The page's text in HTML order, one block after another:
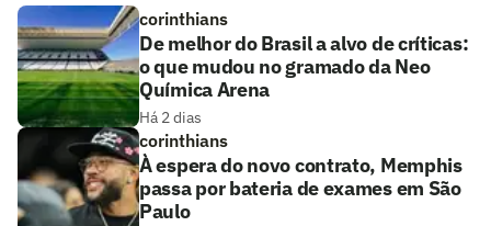
corinthians
De melhor do Brasil a alvo de críticas:
o que mudou no gramado da Neo
Química Arena
Há 2 dias
corinthians
À espera do novo contrato, Memphis
passa por bateria de exames em São
Paulo